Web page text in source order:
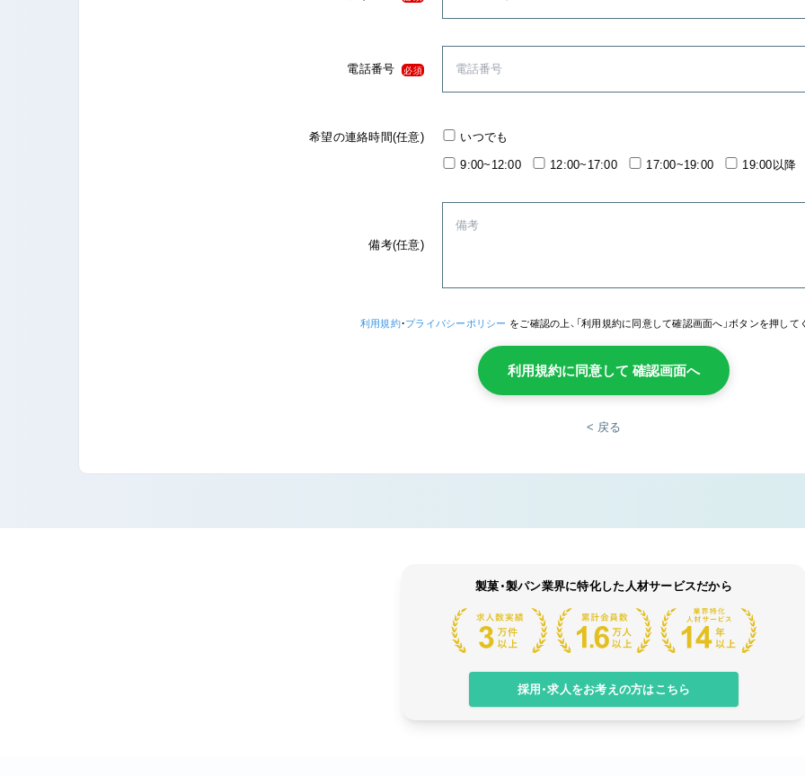
電話番号 必須
希望の連絡時間(任意) いつでも
9:00~12:00 12:00~17:00 17:00~19:00 19:00以降
備考(任意)
利用規約・プライバシーポリシー をご確認の上、「利用規約に同意して確認画面へ」ボタンを押して
利用規約に同意して 確認画面へ
< 戻る
製菓・製パン業界に特化した人材サービスだから
採用・求人をお考えの方はこちら